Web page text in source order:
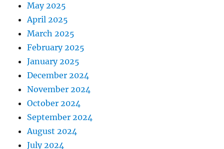
May 2025
April 2025
March 2025
February 2025
January 2025
December 2024
November 2024
October 2024
September 2024
August 2024
July 2024